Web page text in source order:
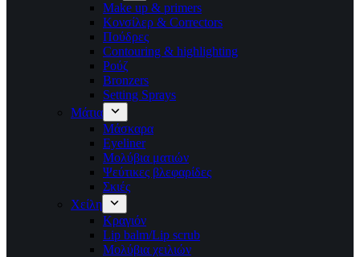
Make up & primers
Κονσίλερ & Correctors
Πούδρες
Contouring & highlighting
Ρούζ
Bronzers
Setting Sprays
Μάτια
Μάσκαρα
Eyeliner
Μολύβια ματιών
Ψεύτικες βλεφαρίδες
Σκιές
Χείλη
Κραγιόν
Lip balm/Lip scrub
Μολύβια χειλιών